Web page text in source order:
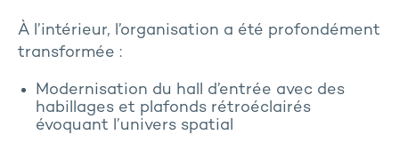
À l’intérieur, l’organisation a été profondément
transformée :
Modernisation du hall d’entrée avec des
habillages et plafonds rétroéclairés
évoquant l’univers spatial